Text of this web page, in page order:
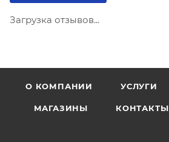
Загрузка отзывов...
О КОМПАНИИ УСЛУГИ
МАГАЗИНЫ КОНТАКТЫ